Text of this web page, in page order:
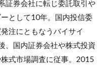
証券会社に転じ委託取引や
として10年。国内投信委
注にともなうバイサイ
、国内証券会社や株式投資
式市場調査に従事。2015